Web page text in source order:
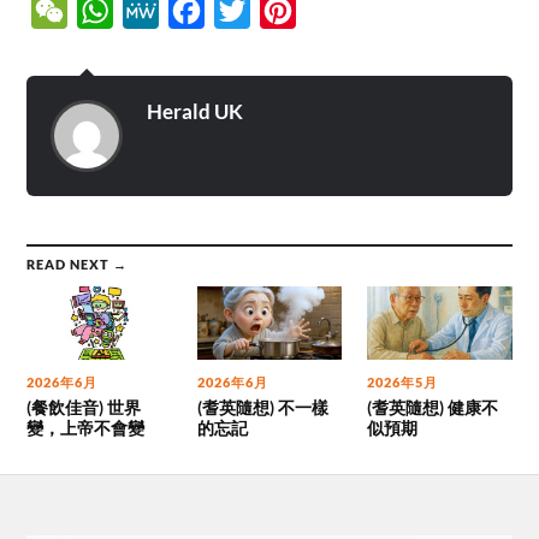
WeChatWhatsApp
MeWe Facebook
Twitter
Herald UK
READ NEXT →
2026年6月
(餐飲佳音) 世界
變，上帝不會變
2026年6月
(耆英隨想) 不一樣
的忘記
2026年5月
(耆英隨想) 健康不
似預期